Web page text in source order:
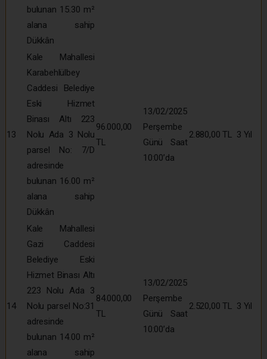
bulunan 15.30 m²
alana sahip
Dükkân
13
Kale Mahallesi
Karabehlülbey
Caddesi Belediye
Eski Hizmet
Binası Altı 223
Nolu Ada 3 Nolu
parsel No: 7/D
adresinde
bulunan 16.00 m²
alana sahip
Dükkân
96.000,00
TL
13/02/2025
Perşembe
Günü Saat
10:00’da
2.880,00 TL 3 Yıl
14
Kale Mahallesi
Gazi Caddesi
Belediye Eski
Hizmet Binası Altı
223 Nolu Ada 3
Nolu parsel No:31
adresinde
bulunan 14.00 m²
alana sahip
84.000,00
TL
13/02/2025
Perşembe
Günü Saat
10:00’da
2.520,00 TL 3 Yıl